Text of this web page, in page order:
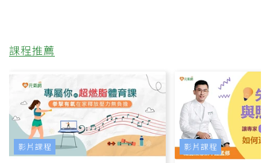
課程推薦
影片課程 影片課程